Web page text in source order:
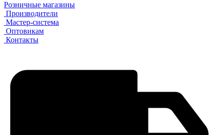
Розничные магазины
Производители
Мастер-система
Оптовикам
Контакты